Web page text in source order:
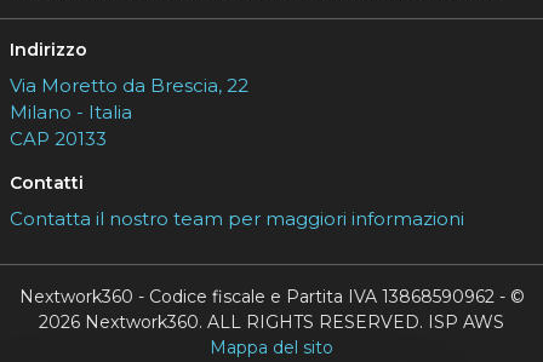
Indirizzo
Via Moretto da Brescia, 22
Milano - Italia
CAP 20133
Contatti
Contatta il nostro team per maggiori informazioni
Nextwork360 - Codice fiscale e Partita IVA 13868590962 - ©
2026 Nextwork360. ALL RIGHTS RESERVED. ISP AWS
Mappa del sito